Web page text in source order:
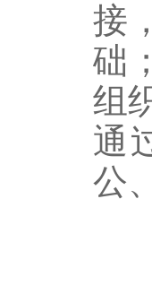
接
础
组
通
公